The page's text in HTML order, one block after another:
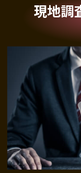
現地調